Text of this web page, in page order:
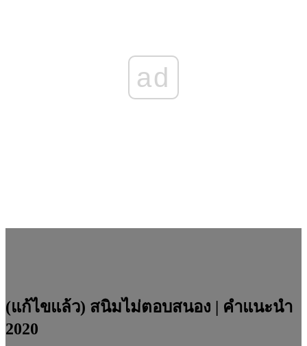
ad
(แก้ไขแล้ว) สนิมไม่ตอบสนอง | คำแนะนำ
2020